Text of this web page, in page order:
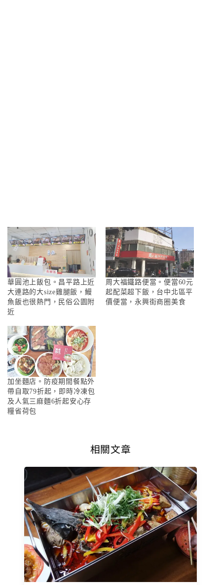
華圓池上飯包。昌平路上近
大連路的大size雞腿飯，鰻
魚飯也很熱門，民俗公園附
近
周大福鐵路便當。便當60元
起配菜超下飯，台中北區平
價便當，永興街商圈美食
加坐麵店。防疫期間餐點外
帶自取79折起，即時冷凍包
及人氣三麻麵6折起安心存
糧省荷包
相關文章